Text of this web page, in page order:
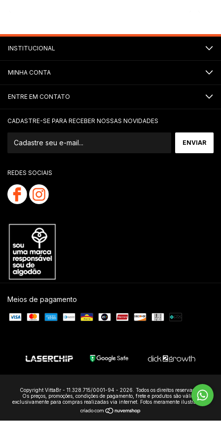
INSTITUCIONAL
MINHA CONTA
ENTRE EM CONTATO
CADASTRE-SE PARA RECEBER NOSSAS NOVIDADES
REDES SOCIAIS
Meios de pagamento
Copyright VittaBr - 11.328.715/0001-94 - 2026. Todos os direitos reservados.
Os preços, promoções, condições de pagamento, frete e produtos são válidos
exclusivamente para compras realizadas via internet. Fotos meramente ilustrativas.